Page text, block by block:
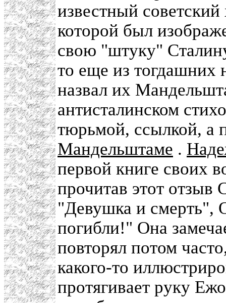
известный
которой был
свою "штуку"
то еще из
назвал их
антисталинском
тюрьмой, ссылкой, а
Мандельштаме .
первой книге своих
прочитав этот отзыв
"Девушка и смерть",
погибли!" Она
повторял потом
какого-то
протягивает руку